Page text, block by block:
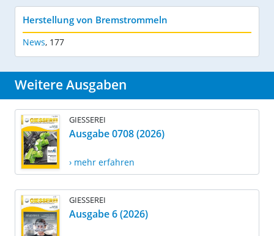
Herstellung von Bremstrommeln
News, 177
Weitere Ausgaben
GIESSEREI
Ausgabe 0708 (2026)
› mehr erfahren
GIESSEREI
Ausgabe 6 (2026)